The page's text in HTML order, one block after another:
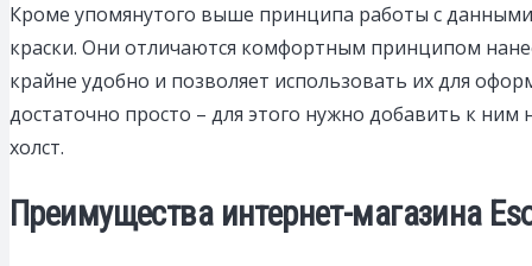
Кроме упомянутого выше принципа работы с
краски. Они отличаются комфортным принципом
крайне удобно и позволяет использовать их для
достаточно просто – для этого нужно добавить к
холст.
Преимущества интернет-магазина